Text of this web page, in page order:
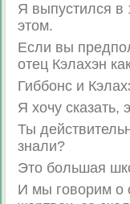
Я выпустился в
этом.
Если вы
отец Кэлахэн
Гиббонс и
Я хочу сказать,
Ты
знали?
Это большая
И мы говорим о